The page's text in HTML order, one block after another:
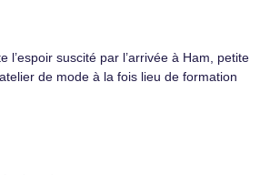
l’espoir suscité par l’arrivée à Ham, petite
de mode à la fois lieu de formation